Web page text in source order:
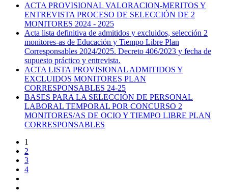
ACTA PROVISIONAL VALORACION-MERITOS Y
ENTREVISTA PROCESO DE SELECCIÓN DE 2
MONITORES 2024 - 2025
Acta lista definitiva de admitidos y excluidos, selección 2
monitores-as de Educación y Tiempo Libre Plan
Corresponsables 2024/2025. Decreto 406/2023 y fecha de
supuesto práctico y entrevista.
ACTA LISTA PROVISIONAL ADMITIDOS Y
EXCLUIDOS MONITORES PLAN
CORRESPONSABLES 24-25
BASES PARA LA SELECCIÓN DE PERSONAL
LABORAL TEMPORAL POR CONCURSO 2
MONITORES/AS DE OCIO Y TIEMPO LIBRE PLAN
CORRESPONSABLES
1
2
3
4